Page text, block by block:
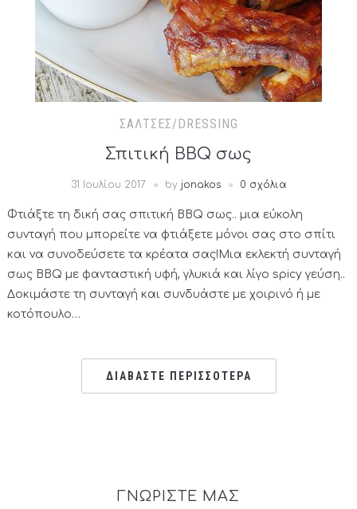
ΣΆΛΤΣΕΣ/DRESSING
Σπιτική BBQ σως
31 Ιουλίου 2017 by jonakos 0 σχόλια
Φτιάξτε τη δική σας σπιτική ΒΒQ σως.. μια εύκολη
συνταγή που μπορείτε να φτιάξετε μόνοι σας στο σπίτι
και να συνοδεύσετε τα κρέατα σας!Μια εκλεκτή συνταγή
σως BBQ με φανταστική υφή, γλυκιά και λίγο spicy γεύση..
Δοκιμάστε τη συνταγή και συνδυάστε με χοιρινό ή με
κοτόπουλο…
ΔΙΑΒΑΣΤΕ ΠΕΡΙΣΣΟΤΕΡΑ
ΓΝΩΡΙΣΤΕ ΜΑΣ